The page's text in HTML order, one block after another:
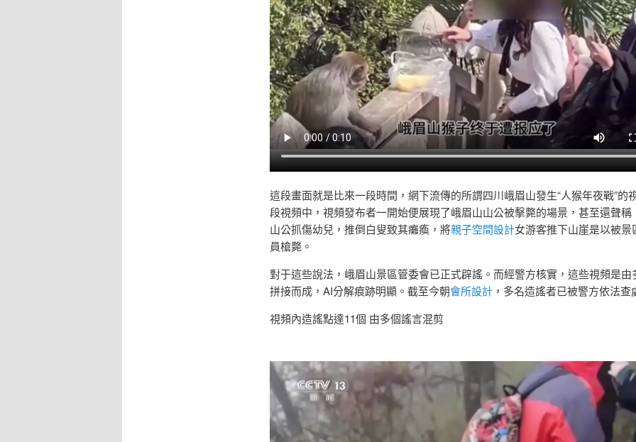
這段畫面就是比來一段時間，網下流傳的所謂四川峨眉山發生“人猴年夜戰”的
段視頻中，視頻發布者一開始便展現了峨眉山山公被擊斃的場景，甚至還聲稱
山公抓傷幼兒，推倒白叟致其癱瘓，將親子空間設計女游客推下山崖是以被景
員槍斃。
對于這些說法，峨眉山景區管委會已正式辟謠。而經警方核實，這些視頻是由
拼接而成，AI分解痕跡明顯。截至今朝會所設計，多名造謠者已被警方依法查
視頻內造謠點達11個 由多個謠言混剪